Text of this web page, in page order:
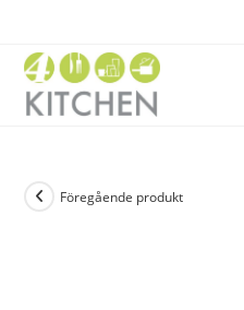
Föregående produkt